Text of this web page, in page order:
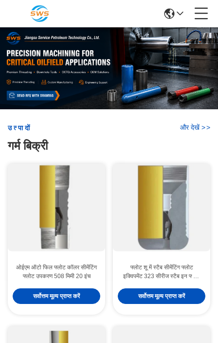
उत्पादों
गर्म बिक्री
और देखें >>
ओईएम ऑटो फिल फ्लोट कॉलर सीमेंटिंग
फ्लोट उपकरण 508 मिमी 20 इंच
सर्वोत्तम मूल्य प्राप्त करें
फ्लोट शू में स्टैब सीमेंटिंग फ्लोट
इक्विपमेंट 323 सीरीज स्टैब इन फ्लोट
सर्वोत्तम मूल्य प्राप्त करें